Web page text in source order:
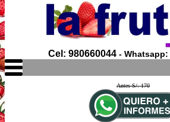
Cel: 980660044- Whatsapp:
Antes S/. 170